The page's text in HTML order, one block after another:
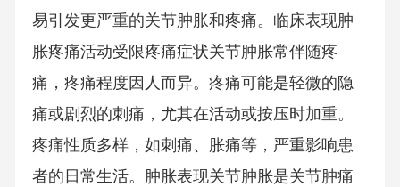
易引发更严重的关节肿胀和疼痛。临床表现肿
胀疼痛活动受限疼痛症状关节肿胀常伴随疼
痛，疼痛程度因人而异。疼痛可能是轻微的隐
痛或剧烈的刺痛，尤其在活动或按压时加重。
疼痛性质多样，如刺痛、胀痛等，严重影响患
者的日常生活。肿胀表现关节肿胀是关节肿痛